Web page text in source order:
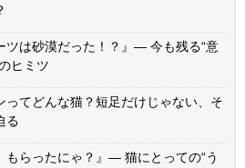
ツは砂漠だった！？』— 今も残る“意
ヒミツ
ってどんな猫？短足だけじゃない、そ
る
もらったにゃ？』— 猫にとっての“う